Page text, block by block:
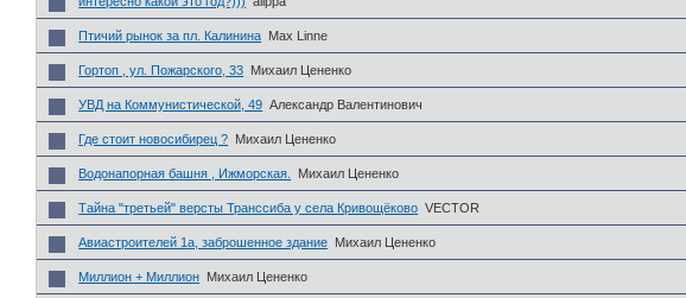
Птичий рынок за пл. Калинина Max Linne
Гортоп , ул. Пожарского, 33 Михаил Цененко
УВД на Коммунистической, 49 Александр Валентинович
Где стоит новосибирец ? Михаил Цененко
Водонапорная башня , Ижморская. Михаил Цененко
Тайна "третьей" версты Транссиба у села Кривощёково VECTOR
Авиастроителей 1а, заброшенное здание Михаил Цененко
Миллион + Миллион Михаил Цененко